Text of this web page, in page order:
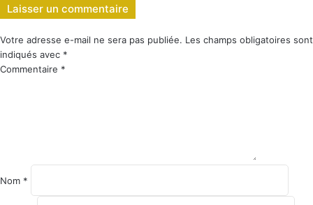
Laisser un commentaire
Votre adresse e-mail ne sera pas publiée. Les champs obligatoires sont
indiqués avec *
Commentaire *
Nom *